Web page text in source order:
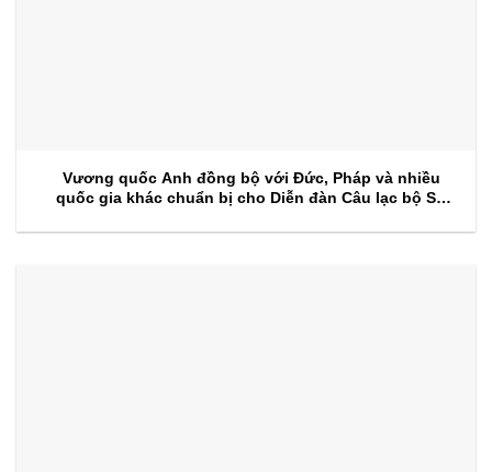
Vương quốc Anh đồng bộ với Đức, Pháp và nhiều
quốc gia khác chuẩn bị cho Diễn đàn Câu lạc bộ Sự